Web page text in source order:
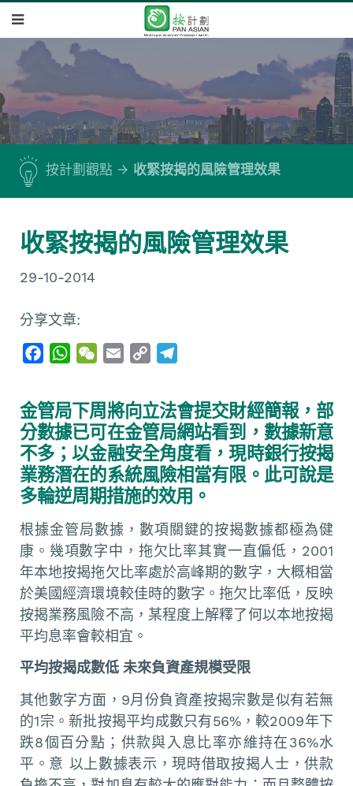
按計劃觀點 收緊按揭的風險管理效果
收緊按揭的風險管理效果
29-10-2014
分享文章:
e
b
o
o
k
W
t
s
A
p
p
W
h
a
t
i
l
y
L
i
n
k
e
g
r
a
m
金管局下周將向立法會提交財經簡報，部
分數據已可在金管局網站看到，數據新意
不多；以金融安全角度看，現時銀行按揭
業務潛在的系統風險相當有限。此可說是
多輪逆周期措施的效用。
根據金管局數據，數項關鍵的按揭數據都極為健
康。幾項數字中，拖欠比率其實一直偏低，2001
年本地按揭拖欠比率處於高峰期的數字，大概相當
於美國經濟環境較佳時的數字。拖欠比率低，反映
按揭業務風險不高，某程度上解釋了何以本地按揭
平均息率會較相宜。
平均按揭成數低 未來負資產規模受限
其他數字方面，9月份負資產按揭宗數是似有若無
的1宗。新批按揭平均成數只有56%，較2009年下
跌8個百分點；供款與入息比率亦維持在36%水
平。意 以上數據表示，現時借取按揭人士，供款